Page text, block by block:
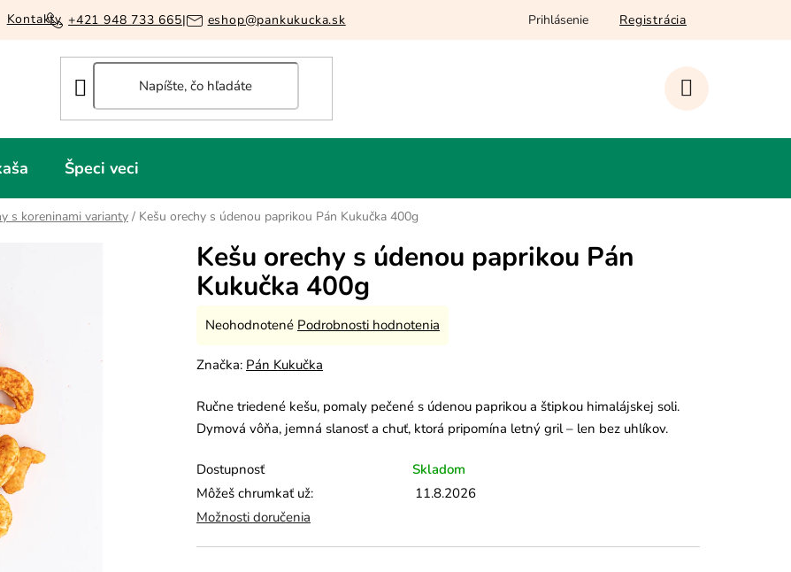
Kontakty Prihlásenie Registrácia
+421 948 733 665| eshop@pankukucka.sk
NÁKUPNÝ
Špeci veci
s koreninami varianty / Kešu orechy s údenou paprikou Pán Kukučka 400g
Kešu orechy s údenou paprikou Pán
Kukučka 400g
Priemerné
produktu
0,0
z
hviezdičiek.
Neohodnotené Podrobnosti hodnotenia
Značka: Pán Kukučka
Ručne triedené kešu, pomaly pečené s údenou paprikou a štipkou himalájskej soli.
Dymová vôňa, jemná slanosť a chuť, ktorá pripomína letný gril – len bez uhlíkov.
Dostupnosť
Skladom
Môžeš chrumkať už:
11.8.2026
Možnosti doručenia